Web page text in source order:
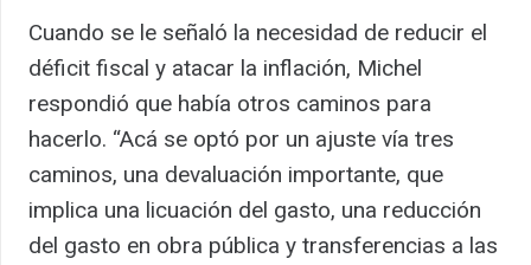
Cuando se le señaló la necesidad de reducir el
déficit fiscal y atacar la inflación, Michel
respondió que había otros caminos para
hacerlo. “Acá se optó por un ajuste vía tres
caminos, una devaluación importante, que
implica una licuación del gasto, una reducción
del gasto en obra pública y transferencias a las